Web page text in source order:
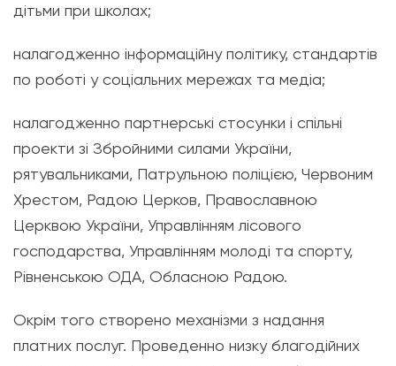
дітьми при школах;
налагодженно інформаційну політику, стандартів
по роботі у соціальних мережах та медіа;
налагодженно партнерські стосунки і спільні
проекти зі Збройними силами України,
рятувальниками, Патрульною поліцією, Червоним
Хрестом, Радою Церков, Православною
Церквою України, Управлінням лісового
господарства, Управлінням молоді та спорту,
Рівненською ОДА, Обласною Радою.
Окрім того створено механізми з надання
платних послуг. Проведенно низку благодійних